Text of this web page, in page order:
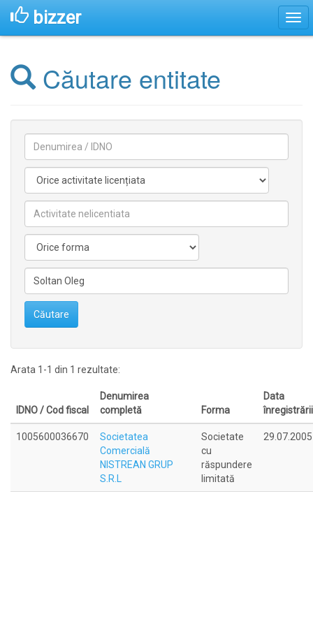
bizzer
Căutare entitate
licentiata
nelicentiata
Căutare
Arata 1-1 din 1 rezultate:
IDNO / Cod fiscal
Denumirea
completă
Forma
Data
înregistrării
1005600036670
Societatea
Comercială
NISTREAN GRUP
S.R.L
Societate
cu
răspundere
limitată
29.07.2005